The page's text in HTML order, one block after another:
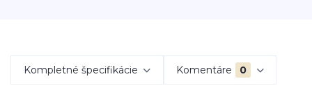
Kompletné špecifikácie Komentáre 0